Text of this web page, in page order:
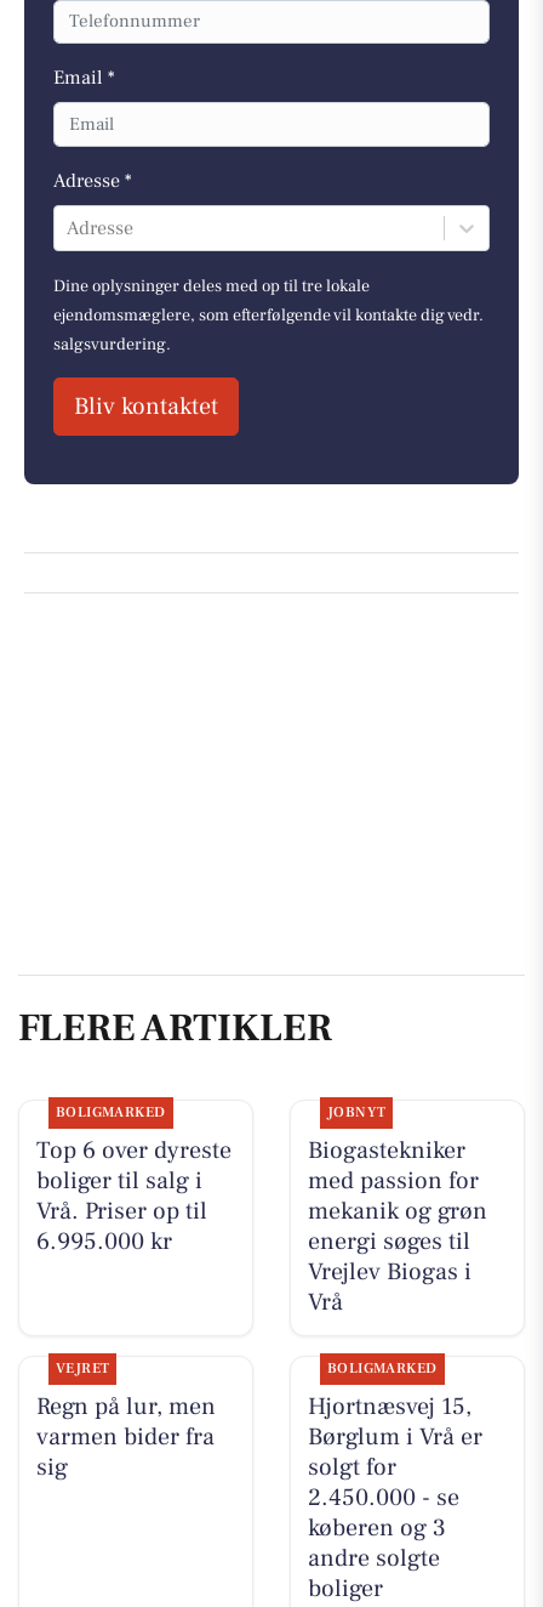
Email *
Adresse *
Adresse
Dine oplysninger deles med op til tre lokale
ejendomsmæglere, som efterfølgende vil kontakte dig vedr.
salgsvurdering.
Bliv kontaktet
FLERE ARTIKLER
BOLIGMARKED
Top 6 over dyreste
boliger til salg i
Vrå. Priser op til
6.995.000 kr
JOBNYT
Biogastekniker
med passion for
mekanik og grøn
energi søges til
Vrejlev Biogas i
Vrå
VEJRET
Regn på lur, men
varmen bider fra
sig
BOLIGMARKED
Hjortnæsvej 15,
Børglum i Vrå er
solgt for
2.450.000 - se
køberen og 3
andre solgte
boliger